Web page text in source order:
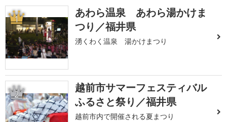
1
あわら温泉 あわら湯かけま
つり／福井県
湧くわく温泉 湯かけまつり
2
越前市サマーフェスティバル
ふるさと祭り／福井県
越前市内で開催される夏まつり